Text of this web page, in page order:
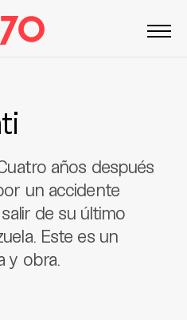
años después
un accidente
de su último
Este es un
y obra.